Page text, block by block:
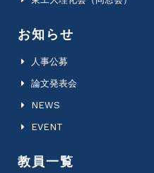
お知らせ
人事公募
論文発表会
NEWS
EVENT
教員一覧